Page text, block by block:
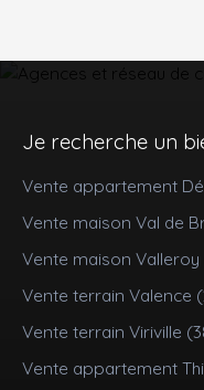
Je recherche un
Vente appartement
Vente maison Val de
Vente maison Valleroy
Vente terrain Valence
Vente terrain Viriville
Vente appartement